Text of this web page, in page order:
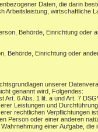
Daten, die darin
Arbeitsleistung,
Behörde, Einrichtung
Behörde, Einrichtung oder
unserer
genannt wird, Folgendes:
Art. 6 Abs. 1 lit. a und Art. 7
Leistungen und
rechtlichen Verpflichtungen
Person oder einer anderen
einer Aufgabe,